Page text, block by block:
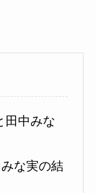
田中みな
な実の結